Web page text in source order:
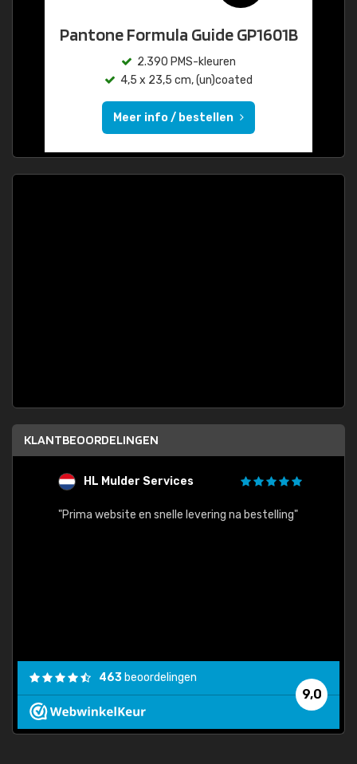
Pantone Formula Guide GP1601B
2.390 PMS-kleuren
4,5 x 23,5 cm, (un)coated
Meer info / bestellen
KLANTBEOORDELINGEN
HL Mulder Services
"Prima website en snelle levering na bestelling"
9,0
463 beoordelingen